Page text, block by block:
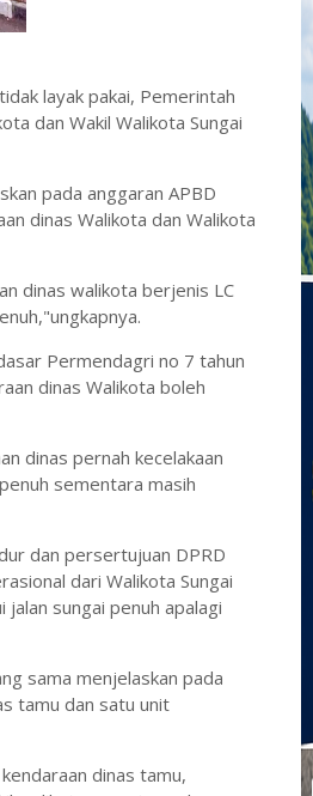
layak pakai, Pemerintah
dan Wakil Walikota Sungai
pada anggaran APBD
dinas Walikota dan Walikota
dinas walikota berjenis LC
Permendagri no 7 tahun
dinas Walikota boleh
dinas pernah kecelakaan
sementara masih
dan persertujuan DPRD
dari Walikota Sungai
sungai penuh apalagi
sama menjelaskan pada
tamu dan satu unit
dinas tamu,